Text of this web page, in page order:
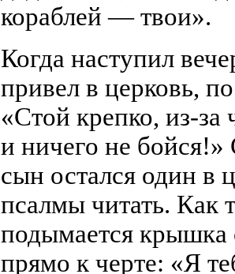
кораблей — твои».
Когда наступил
привел в церковь,
«Стой крепко, из-за
и ничего не
сын остался один в
псалмы читать. Как
подымается крышка
прямо к черте: «Я